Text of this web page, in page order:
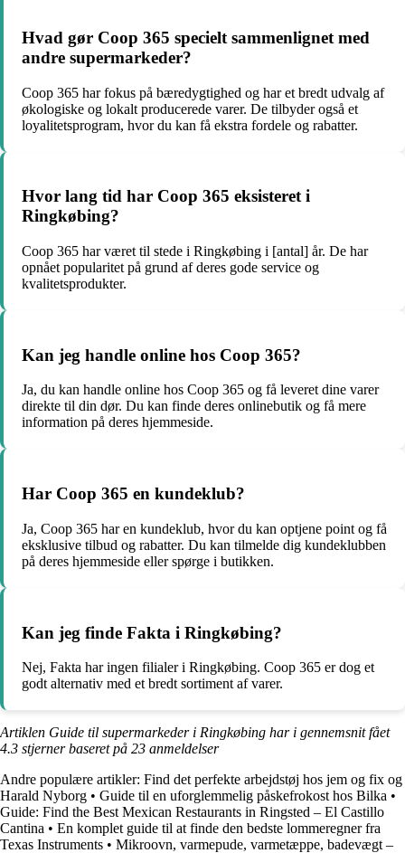
Hvad gør Coop 365 specielt sammenlignet med
andre supermarkeder?
Coop 365 har fokus på bæredygtighed og har et bredt udvalg af
økologiske og lokalt producerede varer. De tilbyder også et
loyalitetsprogram, hvor du kan få ekstra fordele og rabatter.
Hvor lang tid har Coop 365 eksisteret i
Ringkøbing?
Coop 365 har været til stede i Ringkøbing i [antal] år. De har
opnået popularitet på grund af deres gode service og
kvalitetsprodukter.
Kan jeg handle online hos Coop 365?
Ja, du kan handle online hos Coop 365 og få leveret dine varer
direkte til din dør. Du kan finde deres onlinebutik og få mere
information på deres hjemmeside.
Har Coop 365 en kundeklub?
Ja, Coop 365 har en kundeklub, hvor du kan optjene point og få
eksklusive tilbud og rabatter. Du kan tilmelde dig kundeklubben
på deres hjemmeside eller spørge i butikken.
Kan jeg finde Fakta i Ringkøbing?
Nej, Fakta har ingen filialer i Ringkøbing. Coop 365 er dog et
godt alternativ med et bredt sortiment af varer.
Artiklen Guide til supermarkeder i Ringkøbing har i gennemsnit fået
4.3 stjerner baseret på 23 anmeldelser
Andre populære artikler: Find det perfekte arbejdstøj hos jem og fix og
Harald Nyborg • Guide til en uforglemmelig påskefrokost hos Bilka •
Guide: Find the Best Mexican Restaurants in Ringsted – El Castillo
Cantina • En komplet guide til at finde den bedste lommeregner fra
Texas Instruments • Mikroovn, varmepude, varmetæppe, badevægt –